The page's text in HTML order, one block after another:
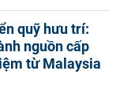
quỹ hưu trí:
nguồn cấp
từ Malaysia